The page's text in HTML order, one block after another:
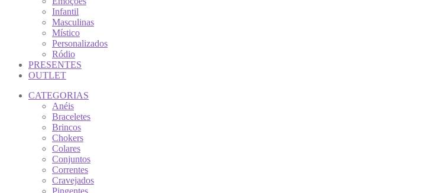
Infantil
Masculinas
Místico
Personalizados
Ródio
PRESENTES
OUTLET
CATEGORIAS
Anéis
Braceletes
Brincos
Chokers
Colares
Conjuntos
Correntes
Cravejados
Pingentes